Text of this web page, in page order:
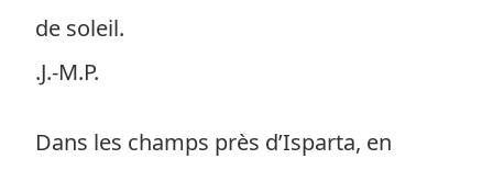
de soleil.
.J.-M.P.
Dans les champs près d’Isparta, en